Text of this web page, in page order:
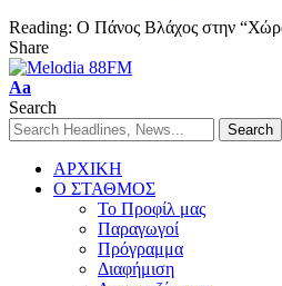
Reading: Ο Πάνος Βλάχος στην
Share
Aa
Search
ΑΡΧΙΚΗ
Ο ΣΤΑΘΜΟΣ
Το Προφίλ μας
Παραγωγοί
Πρόγραμμα
Διαφήμιση